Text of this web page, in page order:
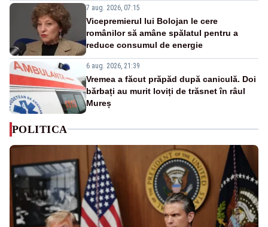
7 aug. 2026, 07:15
Vicepremierul lui Bolojan le cere
românilor să amâne spălatul pentru a
reduce consumul de energie
6 aug. 2026, 21:39
Vremea a făcut prăpăd după caniculă. Doi
bărbați au murit loviți de trăsnet în râul
Mureș
POLITICA